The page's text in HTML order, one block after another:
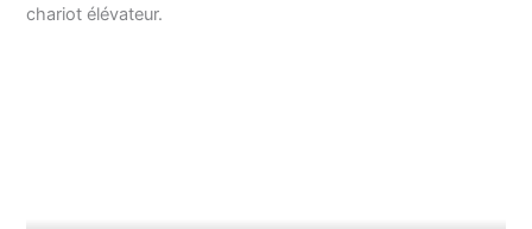
chariot élévateur.